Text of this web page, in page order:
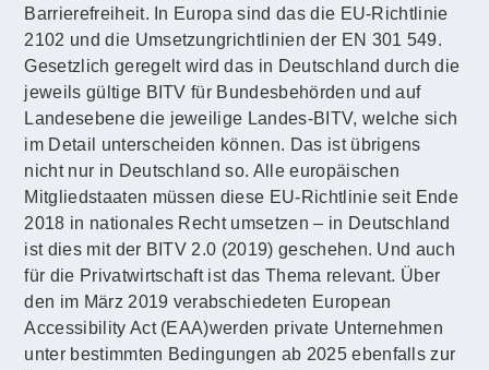
Barrierefreiheit. In Europa sind das die EU-Richtlinie
2102 und die Umsetzungrichtlinien der EN 301 549.
Gesetzlich geregelt wird das in Deutschland durch die
jeweils gültige BITV für Bundesbehörden und auf
Landesebene die jeweilige Landes-BITV, welche sich
im Detail unterscheiden können. Das ist übrigens
nicht nur in Deutschland so. Alle europäischen
Mitgliedstaaten müssen diese EU-Richtlinie seit Ende
2018 in nationales Recht umsetzen – in Deutschland
ist dies mit der BITV 2.0 (2019) geschehen. Und auch
für die Privatwirtschaft ist das Thema relevant. Über
den im März 2019 verabschiedeten European
Accessibility Act (EAA)werden private Unternehmen
unter bestimmten Bedingungen ab 2025 ebenfalls zur